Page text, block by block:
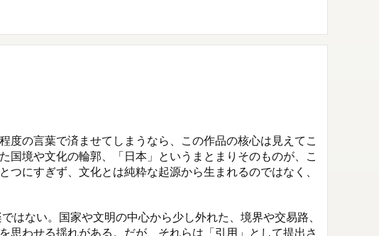
の言葉で済ませてしまうなら、この作品の核心は見えてこ
境や文化の輪郭、「日本」というまとまりそのものが、こ
にすぎず、文化とは純粋な起源から生まれるのではなく、
ない。国家や文明の中心から少し外れた、境界や交易路、
わせる揺れがある。だが、それらは「引用」として提出さ